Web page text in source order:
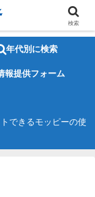
年代別に検索
報提供フォーム
できるモッピーの使
検索